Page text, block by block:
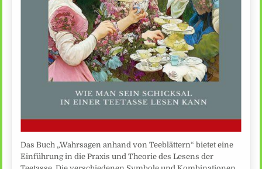
Das Buch „Wahrsagen anhand von Teeblättern“ bietet eine
Einführung in die Praxis und Theorie des Lesens der